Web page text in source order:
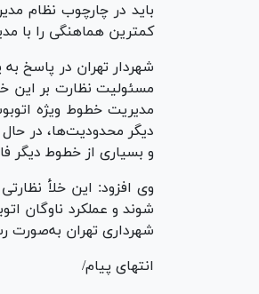
باید در چارچوب نظام
کمترین هماهنگی را با
شهردار تهران در پاسخ
مسئولیت نظارت بر این
مدیریت خطوط ویژه
دیگر محدودیت‌ها، در
و بسیاری از خطوط دیگر
وی افزود: این خلأ
شوند و عملکرد ناوگان
شهرداری تهران
انتهای پیام/